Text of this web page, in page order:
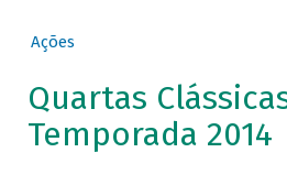
Ações
Quartas
Temporada 2014